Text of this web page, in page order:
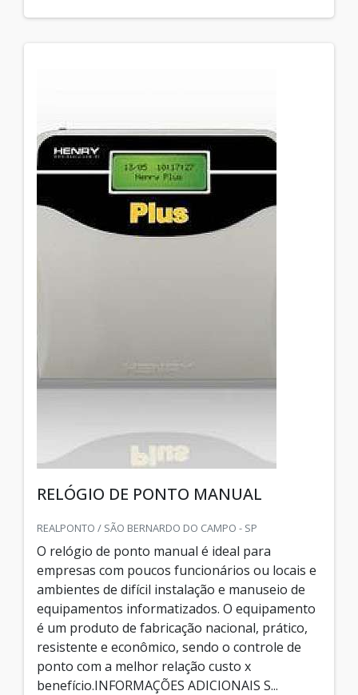
RELÓGIO DE PONTO MANUAL
REALPONTO / SÃO BERNARDO DO CAMPO - SP
O relógio de ponto manual é ideal para
empresas com poucos funcionários ou locais e
ambientes de difícil instalação e manuseio de
equipamentos informatizados. O equipamento
é um produto de fabricação nacional, prático,
resistente e econômico, sendo o controle de
ponto com a melhor relação custo x
benefício.INFORMAÇÕES ADICIONAIS S...